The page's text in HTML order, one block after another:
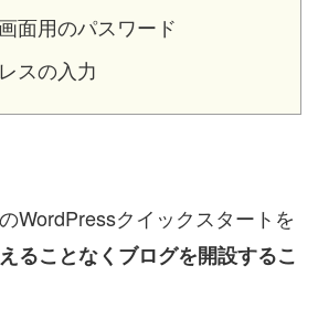
面用のパスワード
スの入力
のWordPressクイックスタートを
ることなくブログを開設するこ